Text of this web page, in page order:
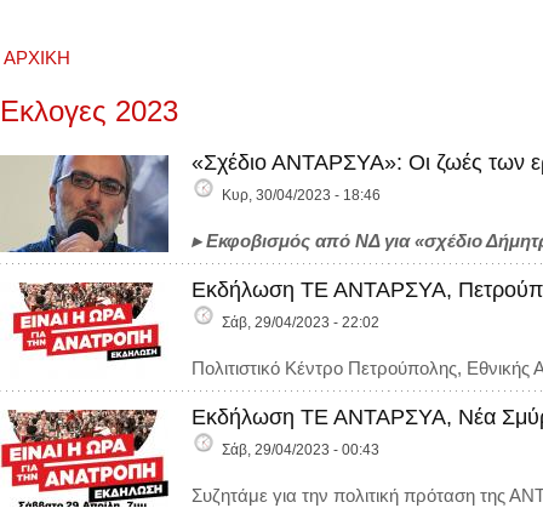
ΑΡΧΙΚΉ
Εκλογες 2023
«Σχέδιο ΑΝΤΑΡΣΥΑ»: Οι ζωές των
Κυρ, 30/04/2023 - 18:46
▸ Εκφοβισμός από ΝΔ για «σχέδιο
Εκδήλωση ΤΕ ΑΝΤΑΡΣΥΑ,
Σάβ, 29/04/2023 - 22:02
Πολιτιστικό Κέντρο Πετρούπολης,
Εκδήλωση ΤΕ ΑΝΤΑΡΣΥΑ, Νέα
Σάβ, 29/04/2023 - 00:43
Συζητάμε για την πολιτική πρόταση της